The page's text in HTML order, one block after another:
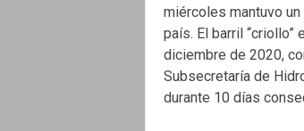
miércoles mantuvo
país. El barril
diciembre de 2020,
Subsecretaría de
durante 10 días